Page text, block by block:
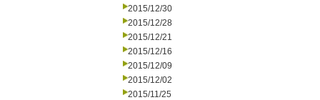
2015/12/30
2015/12/28
2015/12/21
2015/12/16
2015/12/09
2015/12/02
2015/11/25